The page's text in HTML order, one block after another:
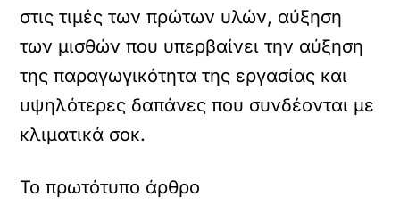
στις τιμές των πρώτων υλών, αύξηση
των μισθών που υπερβαίνει την αύξηση
της παραγωγικότητα της εργασίας και
υψηλότερες δαπάνες που συνδέονται με
κλιματικά σοκ.
Το πρωτότυπο άρθρο